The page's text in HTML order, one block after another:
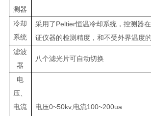
测器
冷却
系统
采用了 Peltier恒温冷却系统，控测器在
证仪器的检测精度，和不受外界温度
滤波
器
八个滤光片可自动切换
电
压、
电流
电压0~50kv, 电流100~200ua